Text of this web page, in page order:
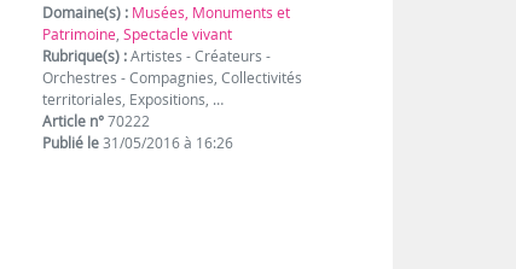
Domaine(s) : Musées, Monuments et
Patrimoine,Spectacle vivant
Rubrique(s) :Artistes - Créateurs -
Orchestres - Compagnies, Collectivités
territoriales, Expositions, …
Article n°70222
Publié le31/05/2016 à 16:26